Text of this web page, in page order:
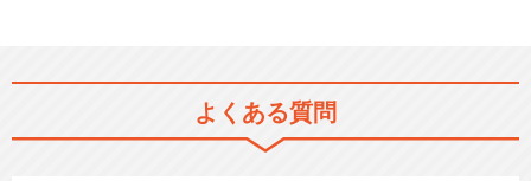
よくある質問